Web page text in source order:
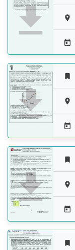
 









